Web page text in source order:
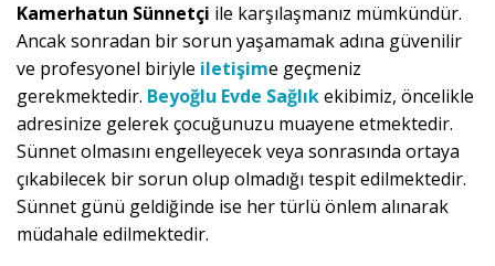
Kamerhatun Sünnetçi ile karşılaşmanız mümkündür.
Ancak sonradan bir sorun yaşamamak adına güvenilir
ve profesyonel biriyle iletişime geçmeniz
gerekmektedir. Beyoğlu Evde Sağlıkekibimiz, öncelikle
adresinize gelerek çocuğunuzu muayene etmektedir.
Sünnet olmasını engelleyecek veya sonrasında ortaya
çıkabilecek bir sorun olup olmadığı tespit edilmektedir.
Sünnet günü geldiğinde ise her türlü önlem alınarak
müdahale edilmektedir.